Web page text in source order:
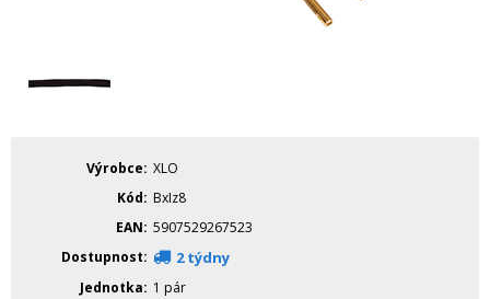
Výrobce XLO
Kód
BxIz8
EAN 5907529267523
Dostupnost
2 týdny
Jednotka
1 pár